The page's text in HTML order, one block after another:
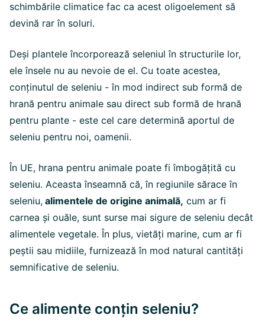
schimbările climatice fac ca acest oligoelement să
devină rar în soluri.
Deși plantele încorporează seleniul în structurile lor,
ele însele nu au nevoie de el. Cu toate acestea,
conținutul de seleniu - în mod indirect sub formă de
hrană pentru animale sau direct sub formă de hrană
pentru plante - este cel care determină aportul de
seleniu pentru noi, oamenii.
În UE, hrana pentru animale poate fi îmbogățită cu
seleniu. Aceasta înseamnă că, în regiunile sărace în
seleniu, alimentele de origine animală, cum ar fi
carnea și ouăle, sunt surse mai sigure de seleniu decât
alimentele vegetale. În plus, vietăți marine, cum ar fi
peștii sau midiile, furnizează în mod natural cantități
semnificative de seleniu.
Ce alimente conțin seleniu?